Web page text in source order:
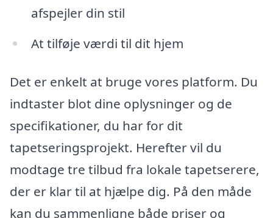
afspejler din stil
At tilføje værdi til dit hjem
Det er enkelt at bruge vores platform. Du
indtaster blot dine oplysninger og de
specifikationer, du har for dit
tapetseringsprojekt. Herefter vil du
modtage tre tilbud fra lokale tapetserere,
der er klar til at hjælpe dig. På den måde
kan du sammenligne både priser og